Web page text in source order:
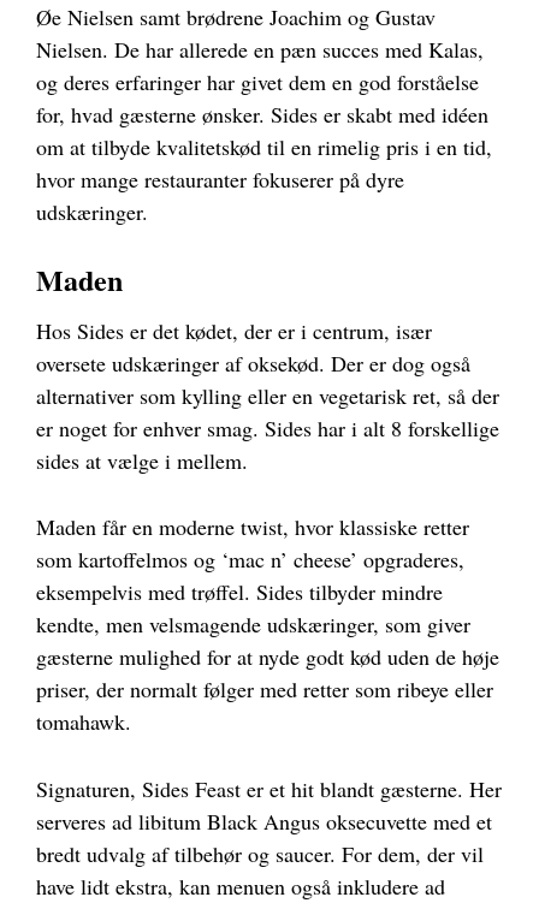
Øe Nielsen samt brødrene Joachim og Gustav
Nielsen. De har allerede en pæn succes med Kalas,
og deres erfaringer har givet dem en god forståelse
for, hvad gæsterne ønsker. Sides er skabt med idéen
om at tilbyde kvalitetskød til en rimelig pris i en tid,
hvor mange restauranter fokuserer på dyre
udskæringer.
Maden
Hos Sides er det kødet, der er i centrum, især
oversete udskæringer af oksekød. Der er dog også
alternativer som kylling eller en vegetarisk ret, så der
er noget for enhver smag. Sides har i alt 8 forskellige
sides at vælge i mellem.
Maden får en moderne twist, hvor klassiske retter
som kartoffelmos og ‘mac n’ cheese’ opgraderes,
eksempelvis med trøffel. Sides tilbyder mindre
kendte, men velsmagende udskæringer, som giver
gæsterne mulighed for at nyde godt kød uden de høje
priser, der normalt følger med retter som ribeye eller
tomahawk.
Signaturen, Sides Feast er et hit blandt gæsterne. Her
serveres ad libitum Black Angus oksecuvette med et
bredt udvalg af tilbehør og saucer. For dem, der vil
have lidt ekstra, kan menuen også inkludere ad